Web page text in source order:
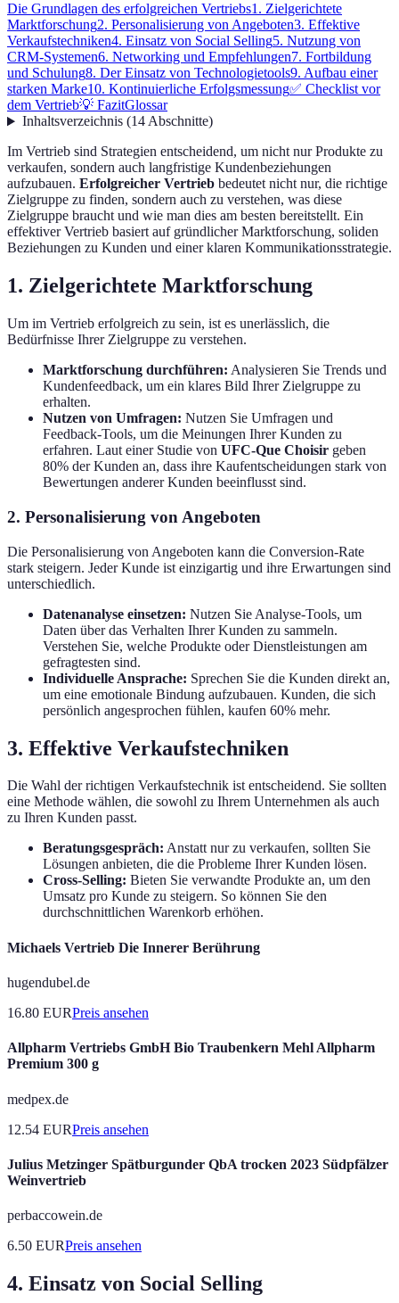
Die Grundlagen des erfolgreichen Vertriebs1. Zielgerichtete
Marktforschung2. Personalisierung von Angeboten3. Effektive
Verkaufstechniken4. Einsatz von Social Selling5. Nutzung von
CRM-Systemen6. Networking und Empfehlungen7. Fortbildung
und Schulung8. Der Einsatz von Technologietools9. Aufbau einer
starken Marke10. Kontinuierliche Erfolgsmessung✅ Checklist vor
dem Vertrieb💡 FazitGlossar
Inhaltsverzeichnis(14Abschnitte)
Im Vertrieb sind Strategien entscheidend, um nicht nur Produkte zu
verkaufen, sondern auch langfristige Kundenbeziehungen
aufzubauen. Erfolgreicher Vertrieb bedeutet nicht nur, die richtige
Zielgruppe zu finden, sondern auch zu verstehen, was diese
Zielgruppe braucht und wie man dies am besten bereitstellt. Ein
effektiver Vertrieb basiert auf gründlicher Marktforschung, soliden
Beziehungen zu Kunden und einer klaren Kommunikationsstrategie.
1. Zielgerichtete Marktforschung
Um im Vertrieb erfolgreich zu sein, ist es unerlässlich, die
Bedürfnisse Ihrer Zielgruppe zu verstehen.
Marktforschung durchführen: Analysieren Sie Trends und
Kundenfeedback, um ein klares Bild Ihrer Zielgruppe zu
erhalten.
Nutzen von Umfragen: Nutzen Sie Umfragen und
Feedback-Tools, um die Meinungen Ihrer Kunden zu
erfahren. Laut einer Studie von UFC-Que Choisir geben
80% der Kunden an, dass ihre Kaufentscheidungen stark von
Bewertungen anderer Kunden beeinflusst sind.
2. Personalisierung von Angeboten
Die Personalisierung von Angeboten kann die Conversion-Rate
stark steigern. Jeder Kunde ist einzigartig und ihre Erwartungen sind
unterschiedlich.
Datenanalyse einsetzen: Nutzen Sie Analyse-Tools, um
Daten über das Verhalten Ihrer Kunden zu sammeln.
Verstehen Sie, welche Produkte oder Dienstleistungen am
gefragtesten sind.
Individuelle Ansprache: Sprechen Sie die Kunden direkt an,
um eine emotionale Bindung aufzubauen. Kunden, die sich
persönlich angesprochen fühlen, kaufen 60% mehr.
3. Effektive Verkaufstechniken
Die Wahl der richtigen Verkaufstechnik ist entscheidend. Sie sollten
eine Methode wählen, die sowohl zu Ihrem Unternehmen als auch
zu Ihren Kunden passt.
Beratungsgespräch: Anstatt nur zu verkaufen, sollten Sie
Lösungen anbieten, die die Probleme Ihrer Kunden lösen.
Cross-Selling: Bieten Sie verwandte Produkte an, um den
Umsatz pro Kunde zu steigern. So können Sie den
durchschnittlichen Warenkorb erhöhen.
Michaels Vertrieb Die Innerer Berührung
hugendubel.de
16.80 EURPreis ansehen
Allpharm Vertriebs GmbH Bio Traubenkern Mehl Allpharm
Premium 300 g
medpex.de
12.54 EURPreis ansehen
Julius Metzinger Spätburgunder QbA trocken 2023 Südpfälzer
Weinvertrieb
perbaccowein.de
6.50 EURPreis ansehen
4. Einsatz von Social Selling